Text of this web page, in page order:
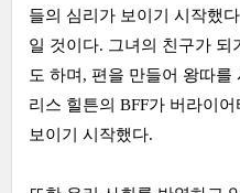
들의 심리가 보이기 시작했
일 것이다. 그녀의 친구가 되
도 하며, 편을 만들어 왕따를
리스 힐튼의 BFF가 버라이
보이기 시작했다.